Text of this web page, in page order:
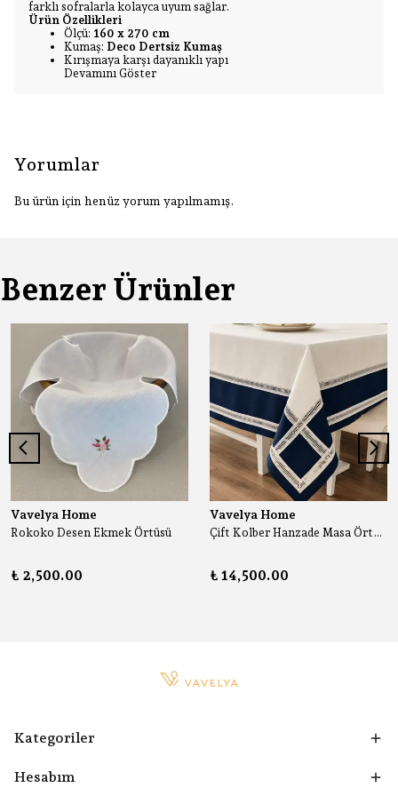
farklı sofralarla kolayca uyum sağlar.
Ürün Özellikleri
Ölçü: 160 x 270 cm
Kumaş: Deco Dertsiz Kumaş
Kırışmaya karşı dayanıklı yapı
Devamını Göster
Yorumlar
Bu ürün için henüz yorum yapılmamış.
Benzer Ürünler
Vavelya Home
Rokoko Desen Ekmek Örtüsü
₺ 2,500.00
Vavelya Home
Çift Kolber Hanzade Masa Örtüsü
₺ 14,500.00
Kategoriler
Hesabım